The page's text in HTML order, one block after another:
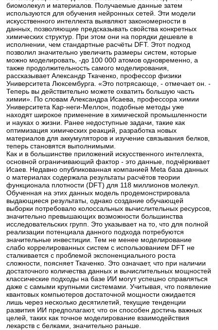
биомолекул и материалов. Получаемые данные затем
используются для обучения нейронных сетей. Эти модели
искусственного интеллекта выявляют закономерности в
данных, позволяющие предсказывать свойства конкретных
химических структур. При этом они на порядки дешевле в
исполнении, чем стандартные расчёты DFT. Этот подход
позволил значительно увеличить размеры систем, которые
можно моделировать, -до 100 000 атомов одновременно, а
также продолжительность самого моделирования,
рассказывает Александр Ткаченко, профессор физики
Университета Люксембурга. «Это потрясающе, - отмечает он. -
Теперь вы действительно можете охватить большую часть
химии». По словам Александра Исаева, профессора химии
Университета Кар-неги-Меллон, подобные методы уже
находят широкое применение в химической промышленности
и науках о жизни. Ранее недоступные задачи, такие как
оптимизация химических реакций, разработка новых
материалов для аккумуляторов и изучение связывания белков,
теперь становятся выполнимыми.
Как и в большинстве приложений искусственного интеллекта,
основной ограничивающий фактор - это данные, подчёркивает
Исаев. Недавно опубликованная компанией Meta база данных
о материалах содержала результаты расчётов теории
функционала плотности (DFT) для 118 миллионов молекул.
Обученная на этих данных модель продемонстрировала
выдающиеся результаты, однако создание обучающей
выборки потребовало колоссальных вычислительных ресурсов,
значительно превышающих возможности большинства
исследовательских групп. Это указывает на то, что для полной
реализации потенциала данного подхода потребуются
значительные инвестиции. Тем не менее моделирование
слабо коррелированных систем с использованием DFT не
сталкивается с проблемой экспоненциального роста
сложности, поясняет Ткаченко. Это означает, что при наличии
достаточного количества данных и вычислительных мощностей
классические подходы на базе ИИ могут успешно справляться
даже с самыми крупными системами. Учитывая, что появление
квантовых компьютеров достаточной мощности ожидается
лишь через несколько десятилетий, текущие тенденции
развития ИИ предполагают, что он способен достичь важных
целей, таких как точное моделирование взаимодействия
лекарств с белками, значительно раньше.